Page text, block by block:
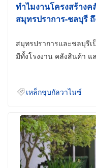
ทำไมงานโครงสร้าง
สมุทรปราการ-ชลบุรี
สมุทรปราการและชลบุรี
มีทั้งโรงงาน คลังสินค้า
เหล็กชุบกัลวาไนซ์